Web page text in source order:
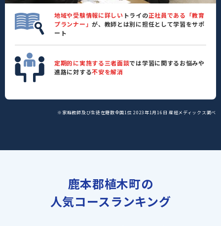
地域や受験情報に詳しい トライの正社員である「教育
プランナー」が、教師とは別に担任として学習をサポ
ート
定期的に実施する三者面談では学習に関するお悩みや
進路に対する不安を解消
※家庭教師及び生徒在籍数全国1位 2023年1月16日 産經メディックス調べ
鹿本郡植木町の
人気コースランキング